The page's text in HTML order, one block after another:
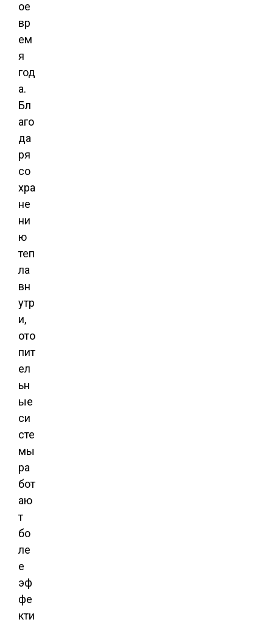
ое
вр
ем
я
год
а.
Бл
аго
да
ря
со
хра
не
ни
ю
теп
ла
вн
утр
и,
ото
пит
ел
ьн
ые
си
сте
мы
ра
бот
аю
т
бо
ле
е
эф
фе
кти